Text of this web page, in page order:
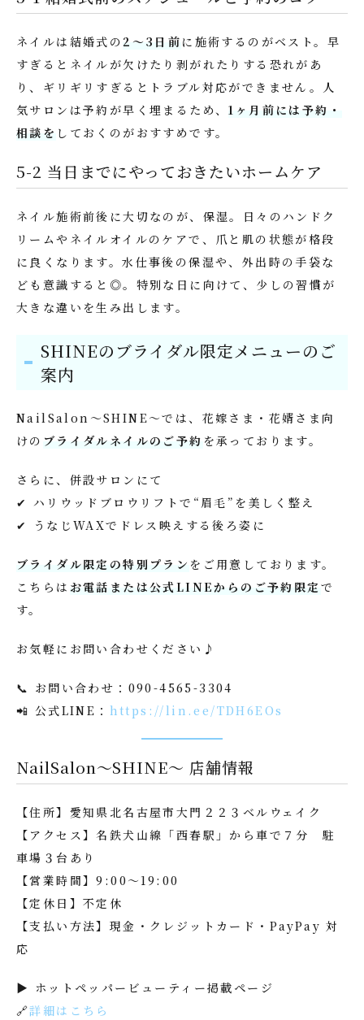
ネイルは結婚式の 2～3日前 に施術するのがベスト。早
すぎるとネイルが欠けたり剥がれたりする恐れがあ
り、ギリギリすぎるとトラブル対応ができません。人
気サロンは予約が早く埋まるため、1ヶ月前には予約・
相談を しておくのがおすすめです。
5-2 当日までにやっておきたいホームケア
ネイル施術前後に大切なのが、保湿。日々のハンドク
リームやネイルオイルのケアで、爪と肌の状態が格段
に良くなります。水仕事後の保湿や、外出時の手袋な
ども意識すると◎。特別な日に向けて、少しの習慣が
大きな違いを生み出します。
SHINEのブライダル限定メニューのご
案内
NailSalon〜SHINE〜では、花嫁さま・花婿さま向
けの ブライダルネイルのご予約 を承っております。
さらに、併設サロンにて
✔ ハリウッドブロウリフトで“眉毛”を美しく整え
✔ うなじWAXでドレス映えする後ろ姿に
ブライダル限定の特別プラン をご用意しております。
こちらは お電話または公式LINEからのご予約限定で
す。
お気軽にお問い合わせください♪
📞 お問い合わせ：090-4565-3304
📲 公式LINE： https://lin.ee/TDH6EOs
NailSalon〜SHINE〜 店舗情報
【住所】愛知県北名古屋市大門２２３ベルウェイク
【アクセス】名鉄犬山線「西春駅」から車で７分 駐
車場３台あり
【営業時間】9:00〜19:00
【定休日】不定休
【支払い方法】現金・クレジットカード・PayPay 対
応
▶ ホットペッパービューティー掲載ページ
🔗詳細はこちら